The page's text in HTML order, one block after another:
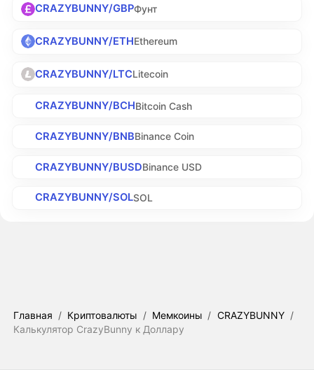
CRAZYBUNNY/GBPФунт
CRAZYBUNNY/ETHEthereum
CRAZYBUNNY/LTCLitecoin
CRAZYBUNNY/BCHBitcoin Cash
CRAZYBUNNY/BNBBinance Coin
CRAZYBUNNY/BUSDBinance USD
CRAZYBUNNY/SOLSOL
Главная / Криптовалюты / Мемкоины / CRAZYBUNNY /
Калькулятор CrazyBunny к Доллару